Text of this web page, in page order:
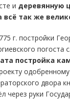
и деревянную
всё так же
г. постройки
погоста
постройка
двора
через руки